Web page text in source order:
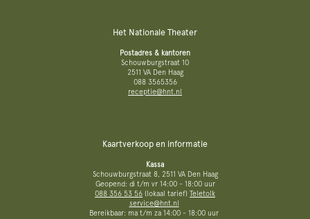
Het Nationale Theater
Postadres & kantoren
Schouwburgstraat 10
2511 VA Den Haag
088 3565356
receptie@hnt.nl
Kaartverkoop en informatie
Kassa
Schouwburgstraat 8, 2511 VA Den Haag
Geopend: di t/m vr 14:00 - 18:00 uur
088 356 53 56 (lokaal tarief) Teletolk
service@hnt.nl
Bereikbaar: ma t/m za 14:00 - 18:00 uur